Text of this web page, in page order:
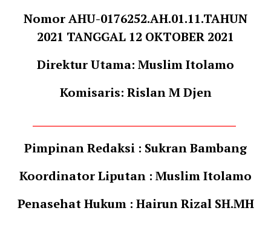
Nomor AHU-0176252.AH.01.11.TAHUN
2021 TANGGAL 12 OKTOBER 2021
Direktur Utama: Muslim Itolamo
Komisaris: Rislan M Djen
Pimpinan Redaksi : Sukran Bambang
Koordinator Liputan : Muslim Itolamo
Penasehat Hukum : Hairun Rizal SH.MH